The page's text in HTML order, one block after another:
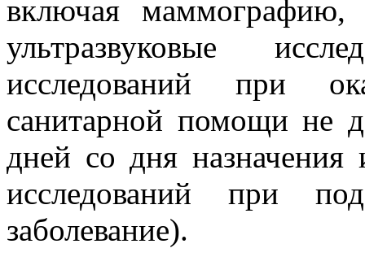
включая маммографию,
ультразвуковые
исследований при
санитарной помощи не
дней со дня назначения
исследований при
заболевание).